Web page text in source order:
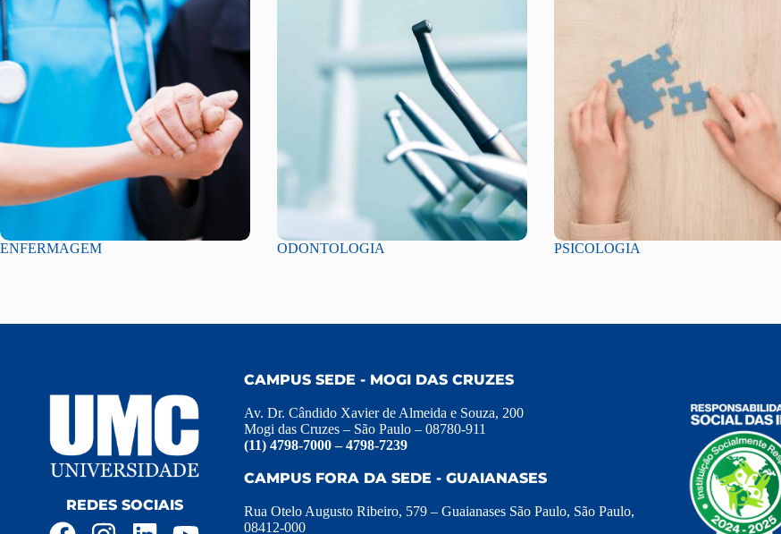
ENFERMAGEM ODONTOLOGIA PSICOLOGIA
REDES SOCIAIS
CAMPUS SEDE - MOGI DAS CRUZES
Av. Dr. Cândido Xavier de Almeida e Souza, 200
Mogi das Cruzes – São Paulo – 08780-911
(11) 4798-7000 – 4798-7239
CAMPUS FORA DA SEDE - GUAIANASES
Rua Otelo Augusto Ribeiro, 579 – Guaianases São Paulo, São Paulo,
08412-000